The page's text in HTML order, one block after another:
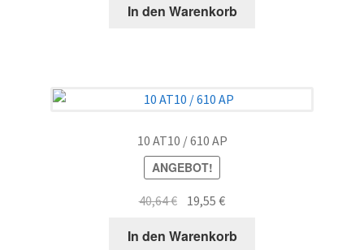
war:
ist:
In den Warenkorb
10 AT10 / 610 AP
ANGEBOT!
40,64€ Ursprünglicher
war:
19,55€Aktueller
ist:
In den Warenkorb